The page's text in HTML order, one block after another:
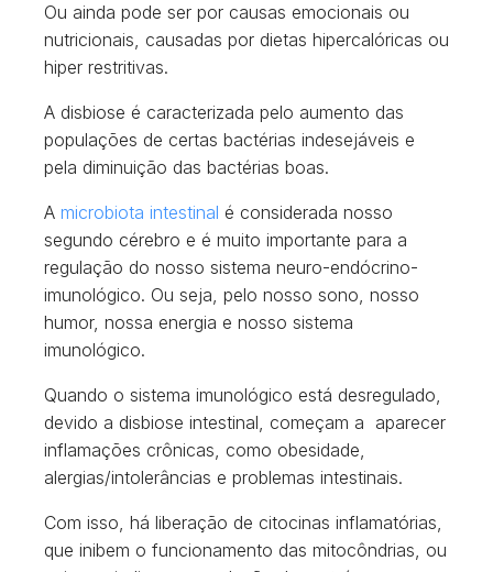
Ou ainda pode ser por causas emocionais ou
nutricionais, causadas por dietas hipercalóricas ou
hiper restritivas.
A disbiose é caracterizada pelo aumento das
populações de certas bactérias indesejáveis e
pela diminuição das bactérias boas.
A microbiota intestinal é considerada nosso
segundo cérebro e é muito importante para a
regulação do nosso sistema neuro-endócrino-
imunológico. Ou seja, pelo nosso sono, nosso
humor, nossa energia e nosso sistema
imunológico.
Quando o sistema imunológico está desregulado,
devido a disbiose intestinal, começam a aparecer
inflamações crônicas, como obesidade,
alergias/intolerâncias e problemas intestinais.
Com isso, há liberação de citocinas inflamatórias,
que inibem o funcionamento das mitocôndrias, ou